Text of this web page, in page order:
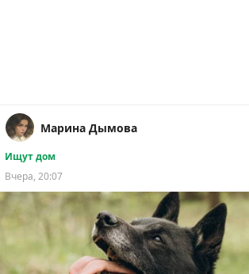
Марина Дымова
Ищут дом
Вчера, 20:07